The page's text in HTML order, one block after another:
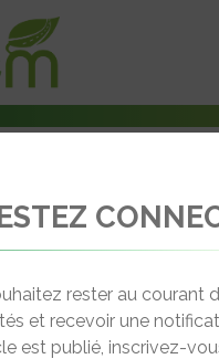
se développe en Corse
actualités
rester au courant
et recevoir une
est publié, inscrivez-